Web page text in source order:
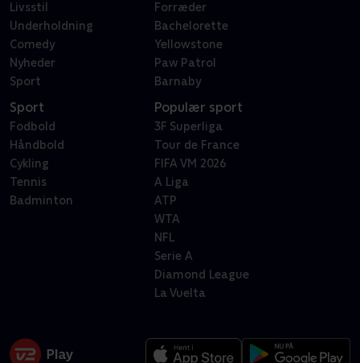
Livsstil
Underholdning
Comedy
Nyheder
Sport
Forræder
Bachelorette
Yellowstone
Paw Patrol
Barnaby
Sport
Fodbold
Håndbold
Cykling
Tennis
Badminton
Populær sport
3F Superliga
Tour de France
FIFA VM 2026
A Liga
ATP
WTA
NFL
Serie A
Diamond League
La Vuelta